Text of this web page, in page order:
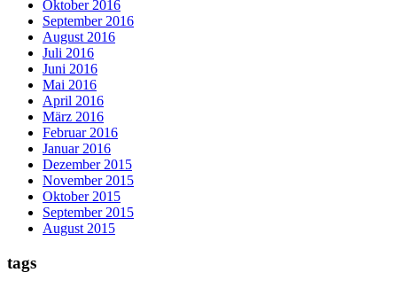
Oktober 2016
September 2016
August 2016
Juli 2016
Juni 2016
Mai 2016
April 2016
März 2016
Februar 2016
Januar 2016
Dezember 2015
November 2015
Oktober 2015
September 2015
August 2015
tags